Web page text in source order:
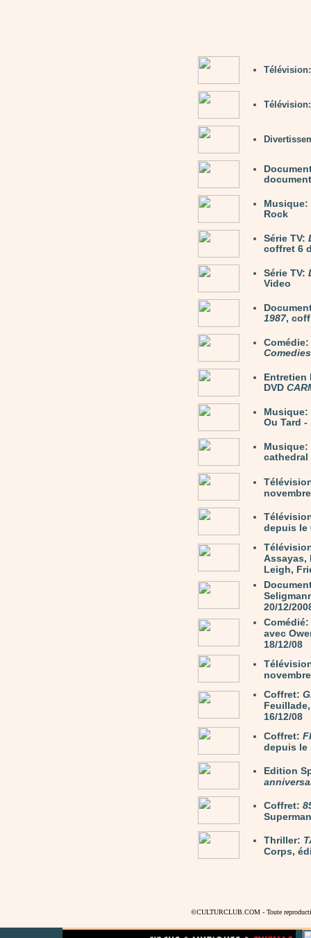
Musique:
Rock
Série TV:
coffret 6
Série TV:
Video
1987,
Comédie:
Entretien
DVD
Musique:
Ou Tard -
Musique:
cathedral
depuis le
Assayas,
Leigh,
20/12/
Comédié:
avec
18/12/08
Coffret:
16/12/08
Coffret:
depuis le
Edition
Coffret:
Thriller:
Corps,
©CULTURCLUB.COM - Toute